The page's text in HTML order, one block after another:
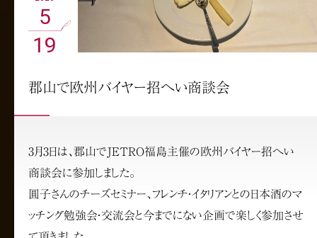
5
19
郡山で欧州バイヤー招へい商談会
3月3日は、郡山でJETRO福島主催の欧州バイヤー招へい
商談会に参加しました。
圓子さんのチーズセミナー、フレンチ・イタリアンとの日本酒のマ
ッチング勉強会・交流会と今までにない企画で楽しく参加させ